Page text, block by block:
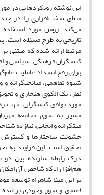
این نوشته رویکردهایی در
منطق سخت‌افزاری را در
می‌کند. روش ‌مورد استفاده،
تاریخی به طرح مسئله است.
مرتبط ارائه شده که مبتنی
کنشگران فرهنگی، سیاسی و
برای رفع انسداد عاملیتِ
شیوه تفاهمی، میانجیگرانه
نظر، یک الگوی هنجاری و
مورد توافق کنشگران، جهت
مسیر به سوی «جامعه
مبتکرانه و ایجابی، نیاز
خشونت ساختارها و گسترش
تحقیق است. این فرایند به
درک رابطه سازنده بین دو
هم‌افزا را ـ که شاخص آن
بر این مبنا شاهراه توسعه
(عشق و شور وجودیِ